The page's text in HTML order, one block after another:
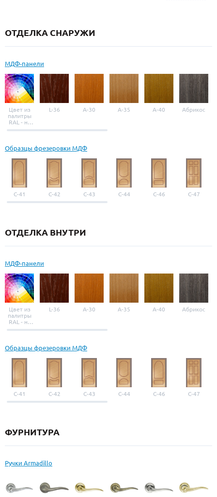
ОТДЕЛКА СНАРУЖИ
МДФ-панели
Цвет из
палитры
RAL - на
выбор
L-36 A-30 A-35 A-40 Абрикос
Образцы фрезеровки МДФ
С-41 С-42 С-43 С-44 С-46 С-47
ОТДЕЛКА ВНУТРИ
МДФ-панели
Цвет из
палитры
RAL - на
выбор
L-36 A-30 A-35 A-40 Абрикос
Образцы фрезеровки МДФ
С-41 С-42 С-43 С-44 С-46 С-47
ФУРНИТУРА
Ручки Armadillo